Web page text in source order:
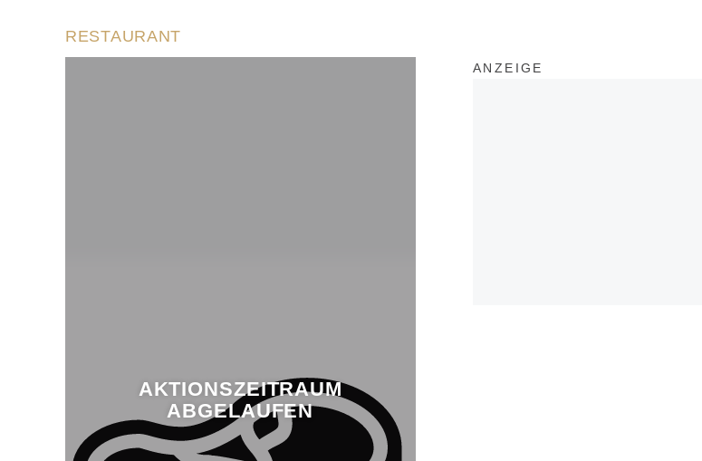
RESTAURANT
AKTIONSZEITRAUM
ABGELAUFEN
ANZEIGE